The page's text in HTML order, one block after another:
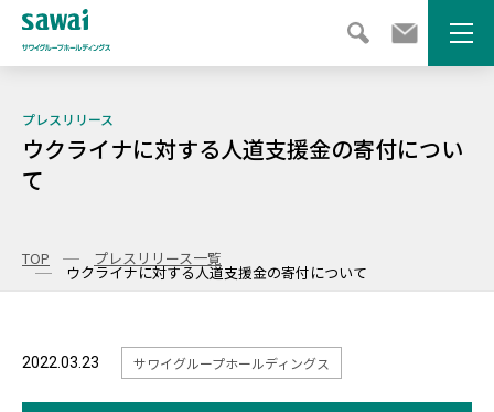
メニ
TOP プレスリリース一覧
ウクライナに対する人道支援金の寄付について
プレスリリース
ウクライナに対する人道支援金の寄付につい
て
2022.03.23 サワイグループホールディングス